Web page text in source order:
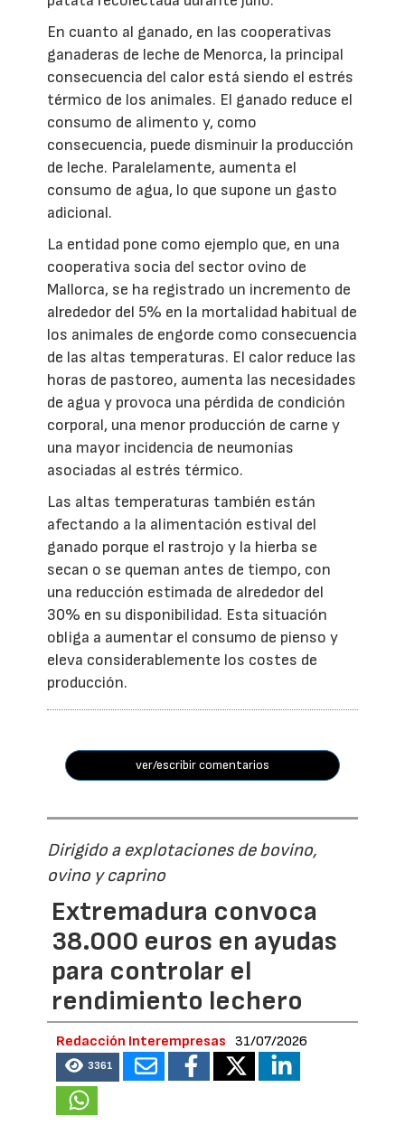
En cuanto al ganado, en las cooperativas
ganaderas de leche de Menorca, la principal
consecuencia del calor está siendo el estrés
térmico de los animales. El ganado reduce el
consumo de alimento y, como
consecuencia, puede disminuir la producción
de leche. Paralelamente, aumenta el
consumo de agua, lo que supone un gasto
adicional.
La entidad pone como ejemplo que, en una
cooperativa socia del sector ovino de
Mallorca, se ha registrado un incremento de
alrededor del 5% en la mortalidad habitual de
los animales de engorde como consecuencia
de las altas temperaturas. El calor reduce las
horas de pastoreo, aumenta las necesidades
de agua y provoca una pérdida de condición
corporal, una menor producción de carne y
una mayor incidencia de neumonías
asociadas al estrés térmico.
Las altas temperaturas también están
afectando a la alimentación estival del
ganado porque el rastrojo y la hierba se
secan o se queman antes de tiempo, con
una reducción estimada de alrededor del
30% en su disponibilidad. Esta situación
obliga a aumentar el consumo de pienso y
eleva considerablemente los costes de
producción.
ver/escribir comentarios
Dirigido a explotaciones de bovino,
ovino y caprino
Extremadura convoca
38.000 euros en ayudas
para controlar el
rendimiento lechero
Redacción Interempresas 31/07/2026
3361